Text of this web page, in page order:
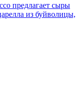
предлагает сыры
из буйволицы,